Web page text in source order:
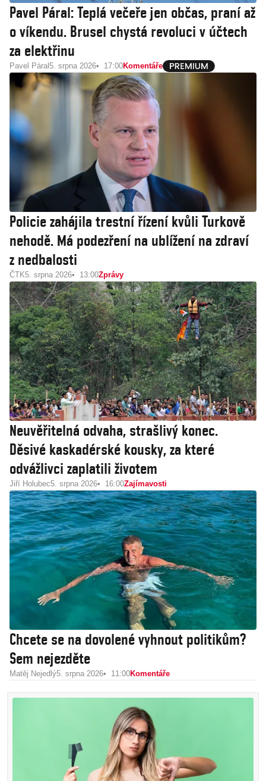
Pavel Páral: Teplá večeře jen občas, praní až
o víkendu. Brusel chystá revoluci v účtech
za elektřinu
Pavel Páral 5. srpna 2026 17:00Komentáře
Policie zahájila trestní řízení kvůli Turkově
nehodě. Má podezření na ublížení na zdraví
z nedbalosti
ČTK5. srpna 2026 13:00Zprávy
Neuvěřitelná odvaha, strašlivý konec.
Děsivé kaskadérské kousky, za které
odvážlivci zaplatili životem
Jiří Holubec5. srpna 2026 16:00Zajímavosti
Chcete se na dovolené vyhnout politikům?
Sem nejezděte
Matěj Nejedlý5. srpna 2026 11:00Komentáře